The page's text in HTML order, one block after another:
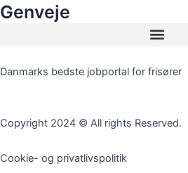
Genveje
Danmarks bedste jobportal for frisører
Copyright 2024 © All rights Reserved.
Cookie- og privatlivspolitik